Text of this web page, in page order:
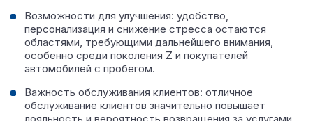
Возможности для улучшения: удобство,
персонализация и снижение стресса остаются
областями, требующими дальнейшего внимания,
особенно среди поколения Z и покупателей
автомобилей с пробегом.
Важность обслуживания клиентов: отличное
обслуживание клиентов значительно повышает